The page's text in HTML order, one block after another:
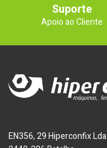
Suporte
Apoio ao Cliente
EN356, 29 Hiperconfix Lda